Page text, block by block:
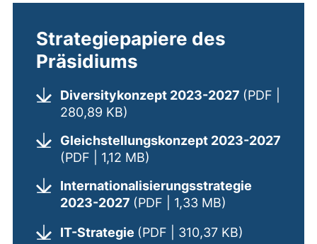
Strategiepapiere des
Präsidiums
Diversitykonzept 2023-2027 (PDF |
280,89 KB)
Gleichstellungskonzept 2023-2027
(PDF | 1,12 MB)
Internationalisierungsstrategie
2023-2027 (PDF | 1,33 MB)
IT-Strategie (PDF | 310,37 KB)